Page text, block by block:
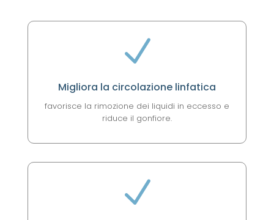
N
Migliora la circolazione linfatica
favorisce la rimozione dei liquidi in eccesso e
riduce il gonfiore.
N